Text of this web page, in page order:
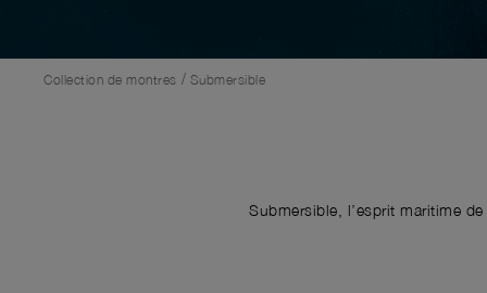
Collection de montres / Submersible
Submersible, l’esprit maritime